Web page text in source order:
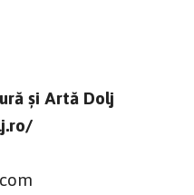
și Artă Dolj